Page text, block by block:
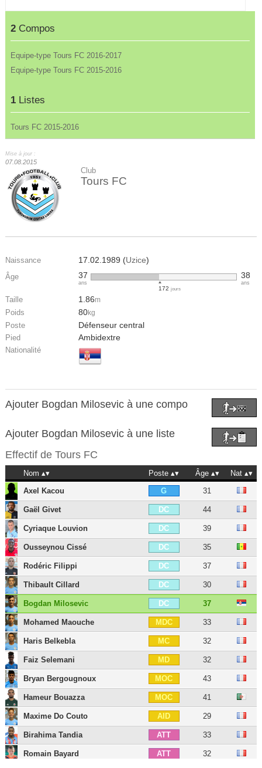
2 Compos
Equipe-type Tours FC 2016-2017
Equipe-type Tours FC 2015-2016
1 Listes
Tours FC 2015-2016
Mise à jour :
07.08.2015
Club
Tours FC
Naissance 17.02.1989 (Uzice)
Âge 37
ans
172jours
38
ans
Taille 1.86m
Poids 80kg
Poste Défenseur central
Pied Ambidextre
Nationalité
Ajouter Bogdan Milosevic à une compo
Ajouter Bogdan Milosevic à une liste
Effectif de Tours FC
Nom Poste Âge
Nat
Axel Kacou
G 31
Gaël Givet DC 44
Cyriaque Louvion DC 39
Ousseynou Cissé DC 35
Rodéric Filippi DC 37
Thibault Cillard DC 30
Bogdan Milosevic DC 37
Mohamed Maouche MDC 33
Haris Belkebla MC 32
Faiz Selemani MD 32
Bryan Bergougnoux MOC 43
Hameur Bouazza MOC 41
Maxime Do Couto AID 29
Birahima Tandia ATT 33
Romain Bayard ATT 32